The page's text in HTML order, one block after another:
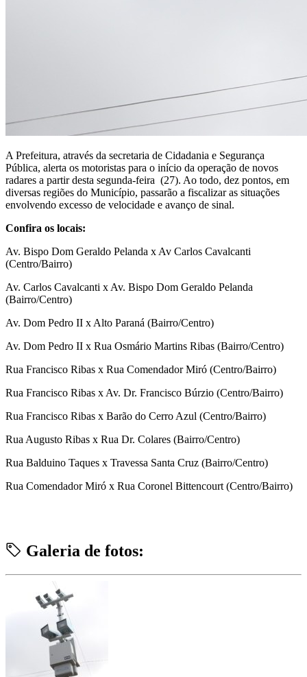
A Prefeitura, através da secretaria de Cidadania e Segurança
Pública, alerta os motoristas para o início da operação de novos
radares a partir desta segunda-feira (27). Ao todo, dez pontos, em
diversas regiões do Município, passarão a fiscalizar as situações
envolvendo excesso de velocidade e avanço de sinal.
Confira os locais:
Av. Bispo Dom Geraldo Pelanda x Av Carlos Cavalcanti
(Centro/Bairro)
Av. Carlos Cavalcanti x Av. Bispo Dom Geraldo Pelanda
(Bairro/Centro)
Av. Dom Pedro II x Alto Paraná (Bairro/Centro)
Av. Dom Pedro II x Rua Osmário Martins Ribas (Bairro/Centro)
Rua Francisco Ribas x Rua Comendador Miró (Centro/Bairro)
Rua Francisco Ribas x Av. Dr. Francisco Búrzio (Centro/Bairro)
Rua Francisco Ribas x Barão do Cerro Azul (Centro/Bairro)
Rua Augusto Ribas x Rua Dr. Colares (Bairro/Centro)
Rua Balduino Taques x Travessa Santa Cruz (Bairro/Centro)
Rua Comendador Miró x Rua Coronel Bittencourt (Centro/Bairro)
Galeria de fotos: